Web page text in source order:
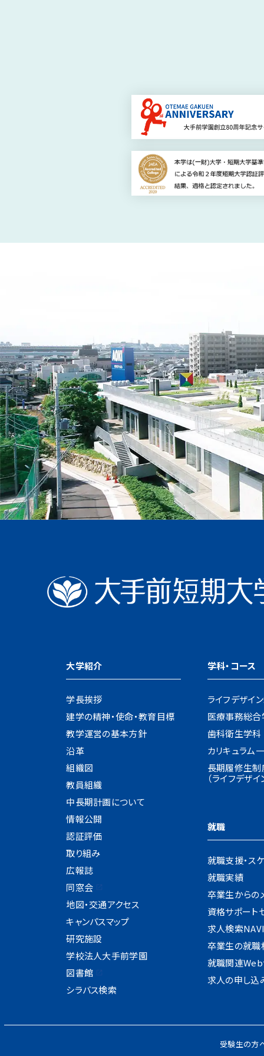
大学紹介
学長挨拶
建学の精神・使命・教育目標
教学運営の基本方針
沿革
組織図
教員組織
中長期計画について
情報公開
認証評価
取り組み
広報誌
同窓会
地図・交通アクセス
キャンパスマップ
研究施設
学校法人大手前学園
図書館
シラバス検索
学科・コース
ライフデザイ
医療事務総合
歯科衛生学科
カリキュラム
長期履修生制
（ライフデザ
就職
就職支援・ス
就職実績
卒業生からの
資格サポート
求人検索
卒業生の就職
就職関連Web
求人の申し込
受験生の方